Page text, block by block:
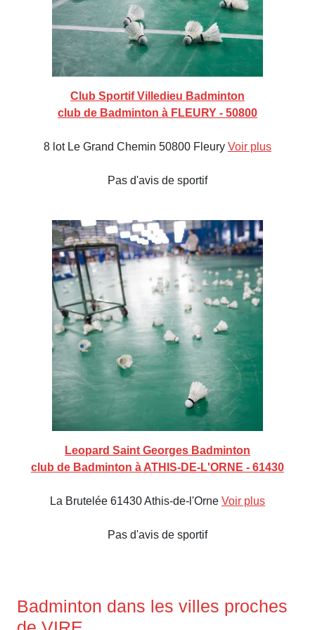
Club Sportif Villedieu Badminton
club de Badminton à FLEURY - 50800
8 lot Le Grand Chemin 50800 Fleury Voir plus
Pas d'avis de sportif
Leopard Saint Georges Badminton
club de Badminton à ATHIS-DE-L'ORNE - 61430
La Brutelée 61430 Athis-de-l'Orne Voir plus
Pas d'avis de sportif
Badminton dans les villes proches